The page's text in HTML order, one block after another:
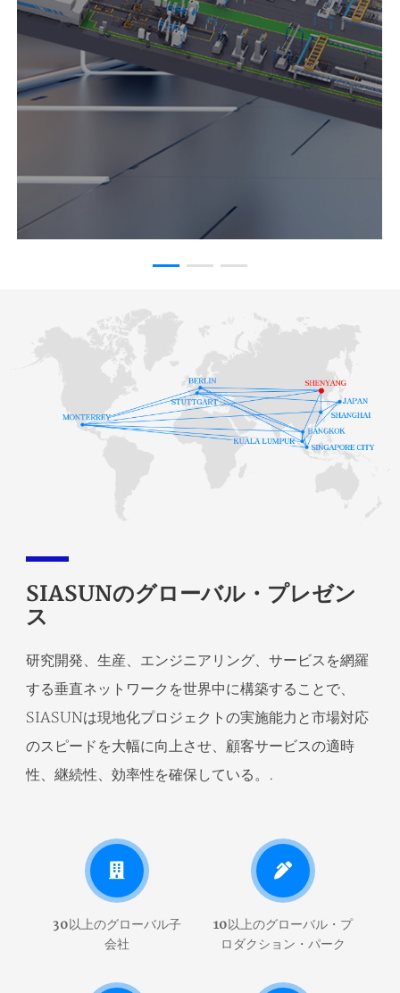
SIASUNのグローバル・プレゼン
ス
研究開発、生産、エンジニアリング、サービスを網羅
する垂直ネットワークを世界中に構築することで、
SIASUNは現地化プロジェクトの実施能力と市場対応
のスピードを大幅に向上させ、顧客サービスの適時
性、継続性、効率性を確保している。.
30以上のグローバル子
会社
10以上のグローバル・プ
ロダクション・パーク